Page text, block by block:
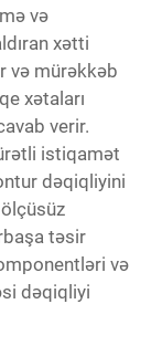
və
xətti
və mürəkkəb
xətaları
verir.
istiqamət
dəqiqliyini
təsir
və
dəqiqliyi